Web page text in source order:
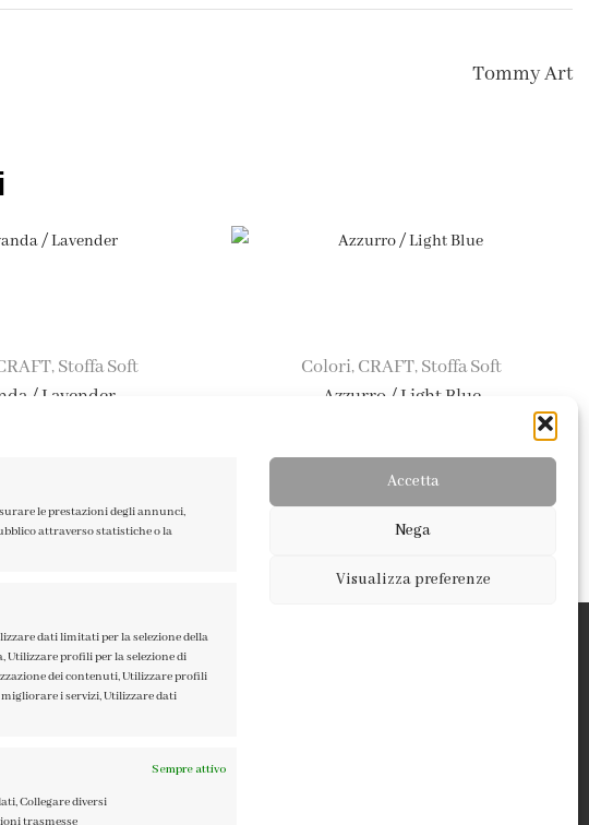
le prestazioni degli annunci,
attraverso statistiche o la
dati limitati per la selezione della
profili per la selezione di
dei contenuti, Utilizzare profili
i servizi, Utilizzare dati
Sempre attivo
Collegare diversi
trasmesse
Accetta
Nega
Visualizza preferenze
Tommy Art
, Stoffa Soft
/ Lavender
Colori, CRAFT, Stoffa Soft
Azzurro / Light Blue